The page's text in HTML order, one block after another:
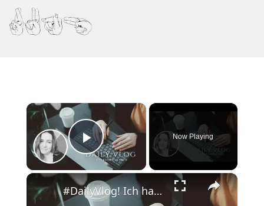
Ruth
×
Play Video
Now Playing
×
#DailyVlog! Ich hatte ein absolutes, produktives Wochenende.